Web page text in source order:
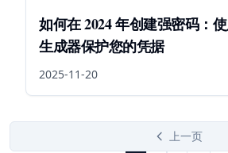
如何在 2024 年创建强密码：
生成器保护您的凭据
2025-11-20
上一页